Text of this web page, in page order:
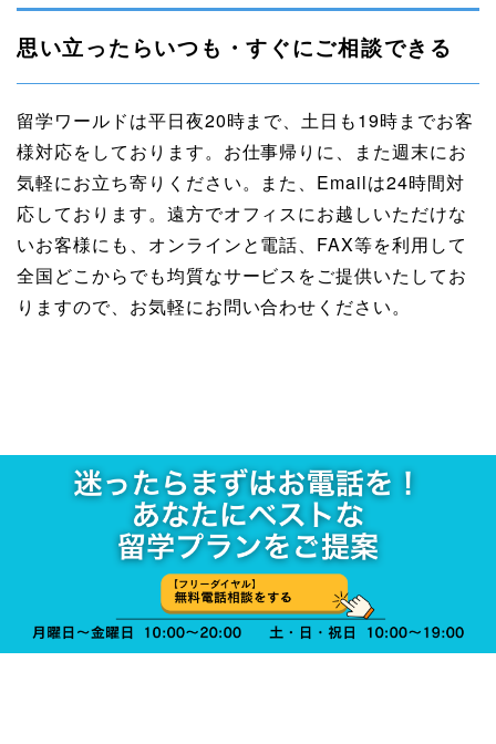
思い立ったらいつも・すぐにご相談できる
留学ワールドは平日夜20時まで、土日も19時までお客
様対応をしております。お仕事帰りに、また週末にお
気軽にお立ち寄りください。また、Emailは24時間対
応しております。遠方でオフィスにお越しいただけな
いお客様にも、オンラインと電話、FAX等を利用して
全国どこからでも均質なサービスをご提供いたしてお
りますので、お気軽にお問い合わせください。